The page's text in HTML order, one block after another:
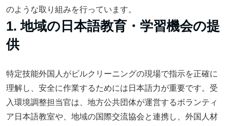
のような取り組みを行っています。
1. 地域の日本語教育・学習機会の提
供
特定技能外国人がビルクリーニングの現場で指示を正確に
理解し、安全に作業するためには日本語力が重要です。受
入環境調整担当官は、地方公共団体が運営するボランティ
ア日本語教室や、地域の国際交流協会と連携し、外国人材